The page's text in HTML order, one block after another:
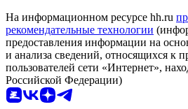
На информационном ресурсе hh.ru
рекомендательные технологии
предоставления информации на
и анализа сведений, относящихся к
пользователей сети «Интернет»,
Российской Федерации)